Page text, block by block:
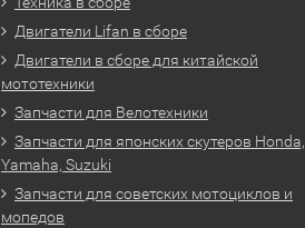
Двигатели Lifan в сборе
Двигатели в сборе для китайской
мототехники
Запчасти для Велотехники
Запчасти для японских скутеров Honda,
Yamaha, Suzuki
Запчасти для советских мотоциклов и
мопедов